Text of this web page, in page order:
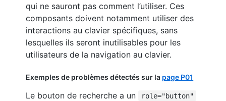
qui ne sauront pas comment l’utiliser. Ces
composants doivent notamment utiliser des
interactions au clavier spécifiques, sans
lesquelles ils seront inutilisables pour les
utilisateurs de la navigation au clavier.
Exemples de problèmes détectés sur la page P01
Le bouton de recherche a un role="button"